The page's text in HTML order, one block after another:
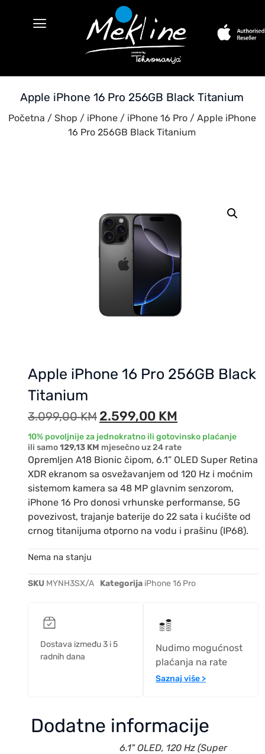
Apple iPhone 16 Pro 256GB Black Titanium
Početna / Shop / iPhone/ iPhone 16 Pro/ Apple iPhone
16 Pro 256GB Black Titanium
Apple iPhone 16 Pro 256GB Black
Titanium
3.099,00KM 2.599,00 KM
10% povoljnije za jednokratno ili gotovinsko plaćanje
ili samo129,13 KM mjesečno uz 24 rate
Opremljen A18 Bionic čipom, 6.1” OLED Super Retina
XDR ekranom sa osvežavanjem od 120 Hz i moćnim
sistemom kamera sa 48 MP glavnim senzorom,
iPhone 16 Pro donosi vrhunske performanse, 5G
povezivost, trajanje baterije do 22 sata i kućište od
crnog titanijuma otporno na vodu i prašinu (IP68).
Nema na stanju
SKU MYNH3SX/A Kategorija iPhone 16 Pro
Dostava između 3 i 5
radnih dana
Nudimo mogućnost
plaćanja na rate
Saznaj više >
Dodatne informacije
6.1" OLED, 120 Hz (Super